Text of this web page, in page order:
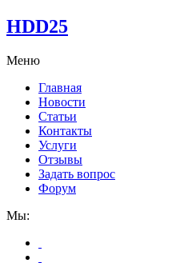
HDD25
Меню
Главная
Новости
Статьи
Контакты
Услуги
Отзывы
Задать вопрос
Форум
Мы: